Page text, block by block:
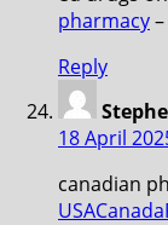
pharmacy
Reply
18 April
canadian